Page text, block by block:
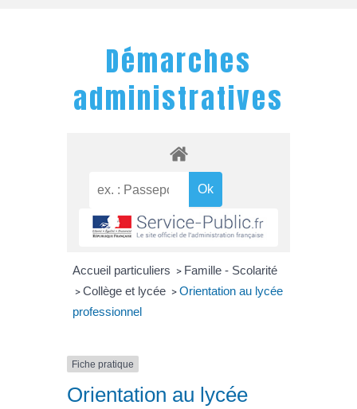
Démarches
administratives
Accueil particuliers > Famille - Scolarité
> Collège et lycée > Orientation au lycée
professionnel
Fiche pratique
Orientation au lycée